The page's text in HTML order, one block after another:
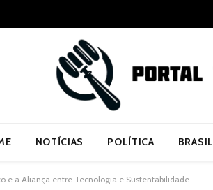
NOTÍCIAS POLÍTICA BRASIL
e a Aliança entre Tecnologia e Sustentabilidade